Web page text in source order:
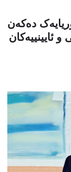
دەکەن
ئایینییەکان